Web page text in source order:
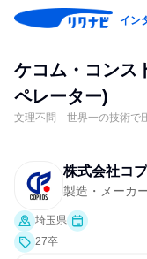
イン
ケコム・コンス
ペレーター)
文理不問 世界一の技術で
株式会社コ
製造・メーカ
埼玉県
27卒